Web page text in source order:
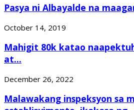
Pasya ni Albayalde na
October 14, 2019
Mahigit 80k katao
at...
December 26, 2022
Malawakang inspeksyon sa